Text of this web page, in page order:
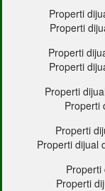
Properti
Properti
Properti
Properti
Properti
Properti
Properti
Properti dijual
Properti
Properti